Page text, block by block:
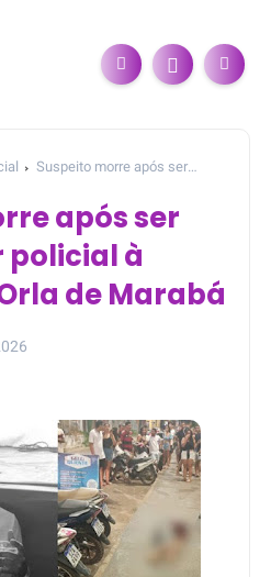
Suspeito morre após ser
após ser
policial à
de Marabá